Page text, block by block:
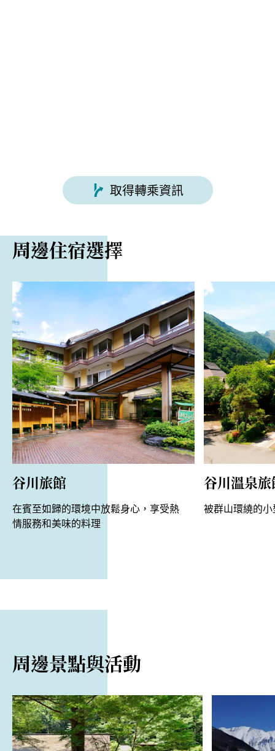
取得轉乘資訊
周邊住宿選擇
谷川旅館
在賓至如歸的環境中放鬆身心，享受熱
情服務和美味的料理
谷川溫泉
被群山環繞的
周邊景點與活動